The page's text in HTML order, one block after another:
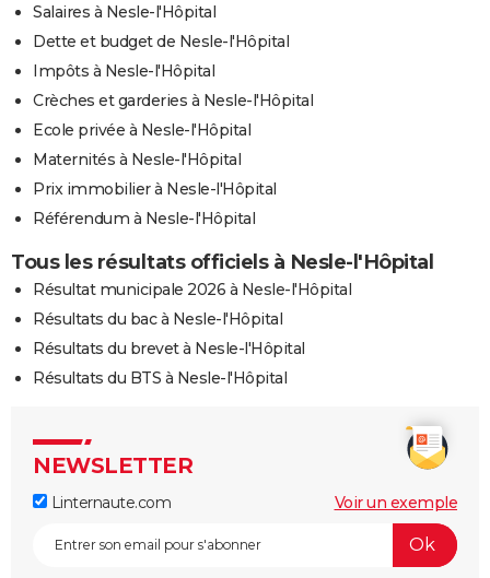
Salaires à Nesle-l'Hôpital
Dette et budget de Nesle-l'Hôpital
Impôts à Nesle-l'Hôpital
Crèches et garderies à Nesle-l'Hôpital
Ecole privée à Nesle-l'Hôpital
Maternités à Nesle-l'Hôpital
Prix immobilier à Nesle-l'Hôpital
Référendum à Nesle-l'Hôpital
Tous les résultats officiels à Nesle-l'Hôpital
Résultat municipale 2026 à Nesle-l'Hôpital
Résultats du bac à Nesle-l'Hôpital
Résultats du brevet à Nesle-l'Hôpital
Résultats du BTS à Nesle-l'Hôpital
NEWSLETTER
Linternaute.com Voir un exemple